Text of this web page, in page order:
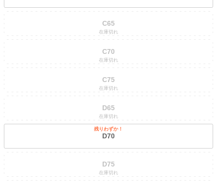
C65
在庫切れ
C70
在庫切れ
C75
在庫切れ
D65
在庫切れ
D70
残りわずか！
D75
在庫切れ